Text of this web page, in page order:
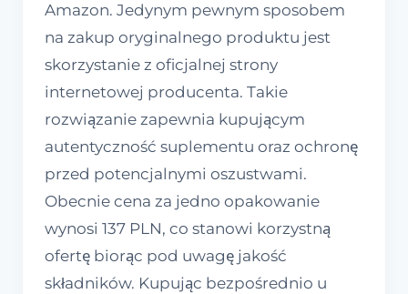
Amazon. Jedynym pewnym sposobem
na zakup oryginalnego produktu jest
skorzystanie z oficjalnej strony
internetowej producenta. Takie
rozwiązanie zapewnia kupującym
autentyczność suplementu oraz ochronę
przed potencjalnymi oszustwami.
Obecnie cena za jedno opakowanie
wynosi 137 PLN, co stanowi korzystną
ofertę biorąc pod uwagę jakość
składników. Kupując bezpośrednio u